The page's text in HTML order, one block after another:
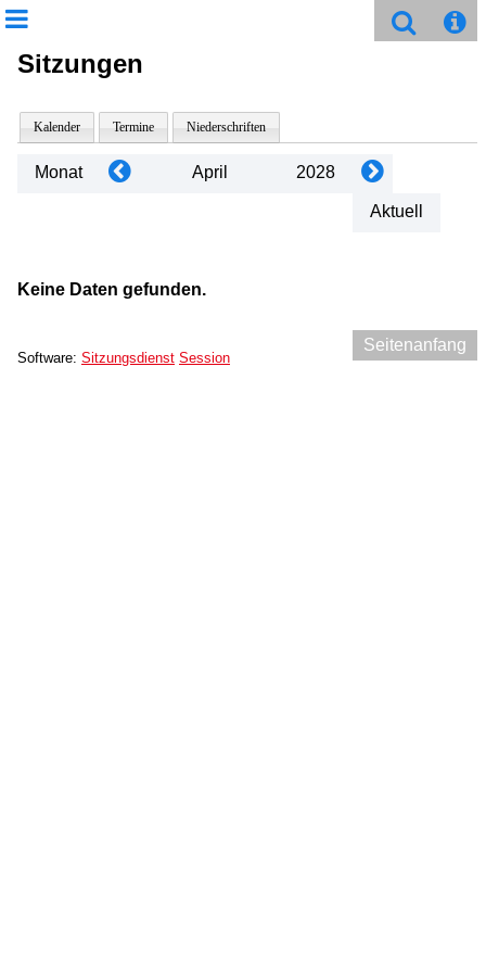
Sitzungen
Kalender Termine Niederschriften
Monat April 2028
Aktuell
Keine Daten gefunden.
Seitenanfang
Software: Sitzungsdienst Session